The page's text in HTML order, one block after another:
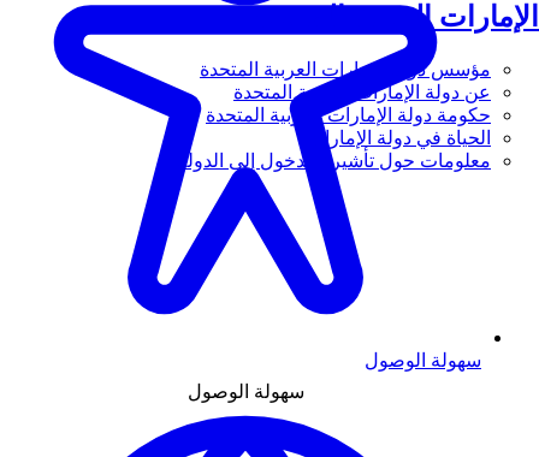
الإمارات العربية المتحدة
مؤسس دولة الإمارات العربية المتحدة
عن دولة الإمارات العربية المتحدة
حكومة دولة الإمارات العربية المتحدة
الحياة في دولة الإمارات
معلومات حول تأشيرة الدخول إلى الدولة
سهولة الوصول
سهولة الوصول